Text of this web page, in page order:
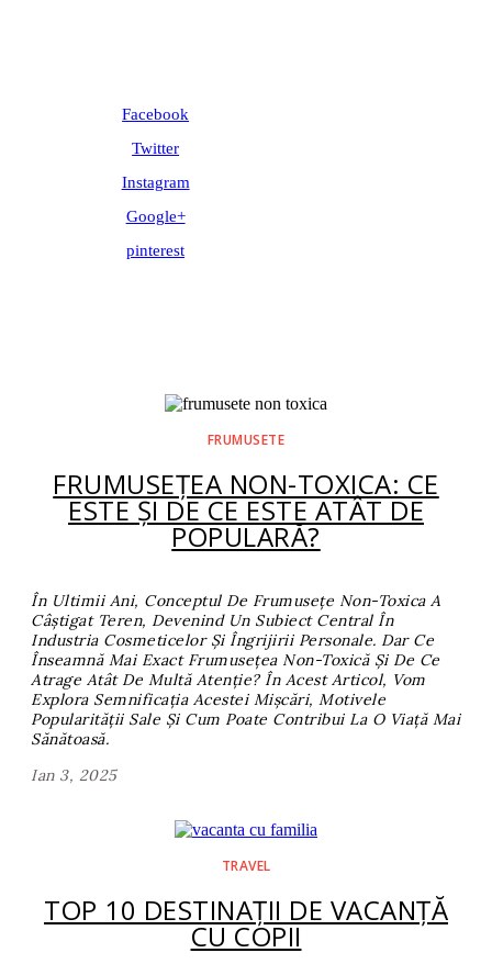
Facebook
Twitter
Instagram
Google+
pinterest
FRUMUSETE
FRUMUSEȚEA NON-TOXICA: CE
ESTE ȘI DE CE ESTE ATÂT DE
POPULARĂ?
În Ultimii Ani, Conceptul De Frumusețe Non-Toxica A
Câștigat Teren, Devenind Un Subiect Central În
Industria Cosmeticelor Și Îngrijirii Personale. Dar Ce
Înseamnă Mai Exact Frumusețea Non-Toxică Și De Ce
Atrage Atât De Multă Atenție? În Acest Articol, Vom
Explora Semnificația Acestei Mișcări, Motivele
Popularității Sale Și Cum Poate Contribui La O Viață Mai
Sănătoasă.
Ian 3, 2025
TRAVEL
TOP 10 DESTINAȚII DE VACANȚĂ
CU COPII